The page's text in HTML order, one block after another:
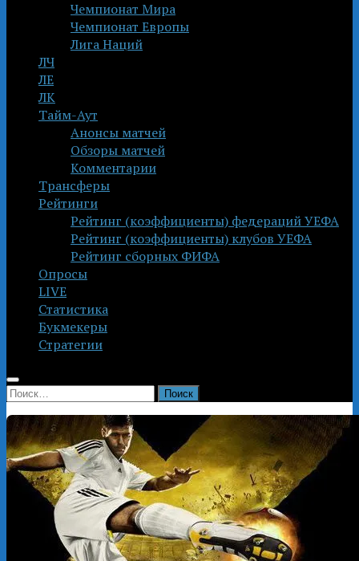
Чемпионат Мира
Чемпионат Европы
Лига Наций
ЛЧ
ЛЕ
ЛК
Тайм-Аут
Анонсы матчей
Обзоры матчей
Комментарии
Трансферы
Рейтинги
Рейтинг (коэффициенты) федераций УЕФА
Рейтинг (коэффициенты) клубов УЕФА
Рейтинг сборных ФИФА
Опросы
LIVE
Статистика
Букмекеры
Стратегии
Найти: